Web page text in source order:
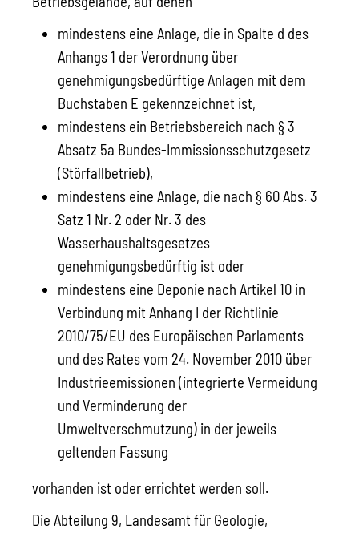
mindestens eine Anlage, die in Spalte d des
Anhangs 1 der Verordnung über
genehmigungsbedürftige Anlagen mit dem
Buchstaben E gekennzeichnet ist,
mindestens ein Betriebsbereich nach § 3
Absatz 5a Bundes-Immissionsschutzgesetz
(Störfallbetrieb),
mindestens eine Anlage, die nach § 60 Abs. 3
Satz 1 Nr. 2 oder Nr. 3 des
Wasserhaushaltsgesetzes
genehmigungsbedürftig ist oder
mindestens eine Deponie nach Artikel 10 in
Verbindung mit Anhang I der Richtlinie
2010/75/EU des Europäischen Parlaments
und des Rates vom 24. November 2010 über
Industrieemissionen (integrierte Vermeidung
und Verminderung der
Umweltverschmutzung) in der jeweils
geltenden Fassung
vorhanden ist oder errichtet werden soll.
Die Abteilung 9, Landesamt für Geologie,